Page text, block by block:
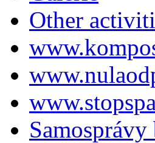
Other
Samosprávy